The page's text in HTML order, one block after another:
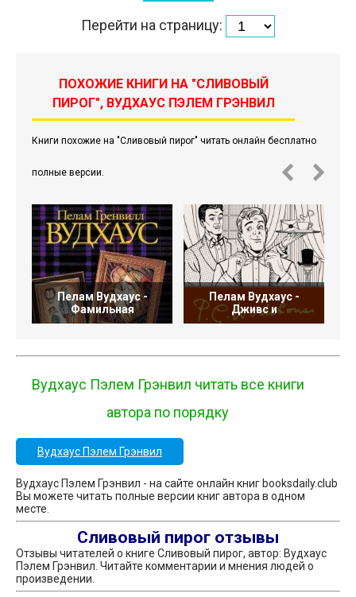
Перейти на страницу:
ПОХОЖИЕ КНИГИ НА "СЛИВОВЫЙ
ПИРОГ", ВУДХАУС ПЭЛЕМ ГРЭНВИЛ
Книги похожие на "Сливовый пирог" читать онлайн бесплатно
полные версии.
Пелам Вудхаус -
Фамильная
Пелам Вудхаус -
Дживс и
Вудхаус Пэлем Грэнвил читать все книги
автора по порядку
Вудхаус Пэлем Грэнвил
Вудхаус Пэлем Грэнвил - на сайте онлайн книг booksdaily.club
Вы можете читать полные версии книг автора в одном
месте.
Сливовый пирог отзывы
Отзывы читателей о книге Сливовый пирог, автор: Вудхаус
Пэлем Грэнвил. Читайте комментарии и мнения людей о
произведении.